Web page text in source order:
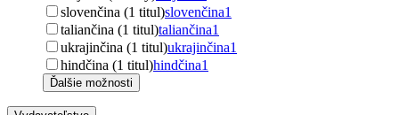
slovenčina (1 titul)slovenčina1
taliančina (1 titul)taliančina1
ukrajinčina (1 titul)ukrajinčina1
hindčina (1 titul)hindčina1
Ďalšie možnosti